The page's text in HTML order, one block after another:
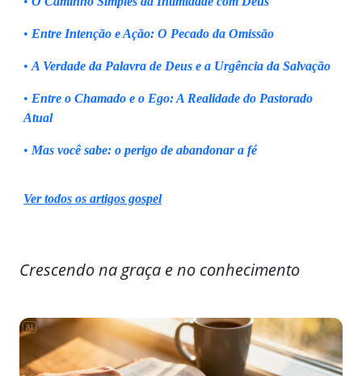
• Entre Intenção e Ação: O Pecado da Omissão
• A Verdade da Palavra de Deus e a Urgência da Salvação
• Entre o Chamado e o Ego: A Realidade do Pastorado
Atual
• Mas você sabe: o perigo de abandonar a fé
Ver todos os artigos gospel
Crescendo na graça e no conhecimento